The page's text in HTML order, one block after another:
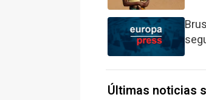
Últimas noticias